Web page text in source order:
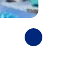
Photos
suivantes